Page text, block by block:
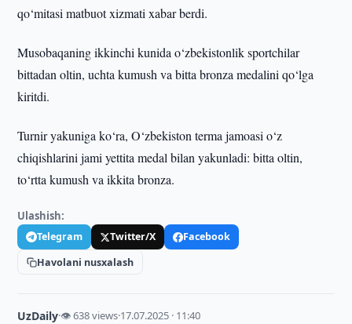
qo‘mitasi matbuot xizmati xabar berdi.
Musobaqaning ikkinchi kunida o‘zbekistonlik sportchilar
bittadan oltin, uchta kumush va bitta bronza medalini qo‘lga
kiritdi.
Turnir yakuniga ko‘ra, O‘zbekiston terma jamoasi o‘z
chiqishlarini jami yettita medal bilan yakunladi: bitta oltin,
to‘rtta kumush va ikkita bronza.
Ulashish:
Telegram Twitter/X
Facebook
Havolani nusxalash
UzDaily·👁 638 views·17.07.2025 · 11:40